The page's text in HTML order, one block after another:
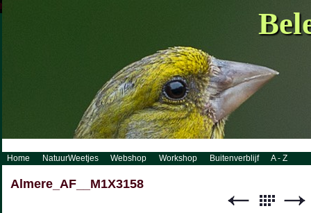
http://www.visueelconcept.nl/sitemap.xml.gz
Home NatuurWeetjes Webshop Workshop Buitenverblijf A - Z
Almere_AF__M1X3158